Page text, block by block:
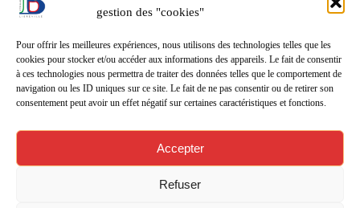
gestion des "cookies"
Pour offrir les meilleures expériences, nous utilisons des technologies telles que les
cookies pour stocker et/ou accéder aux informations des appareils. Le fait de consentir
à ces technologies nous permettra de traiter des données telles que le comportement de
navigation ou les ID uniques sur ce site. Le fait de ne pas consentir ou de retirer son
consentement peut avoir un effet négatif sur certaines caractéristiques et fonctions.
Accepter
Refuser